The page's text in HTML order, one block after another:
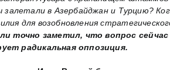
залетали в Азербайджан и Турцию?
для возобновления
точно заметил, что вопрос
радикальная оппозиция.